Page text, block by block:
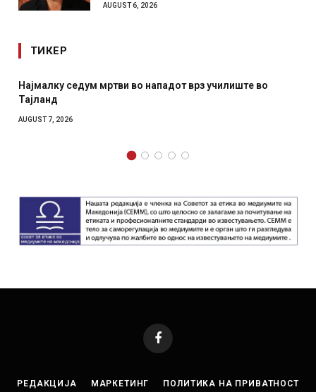
AUGUST 6, 2026
ТИКЕР
мртви во нападот врз училиште во
СОЗИС:
Facebook
РЕДАКЦИЈА МАРКЕТИНГ ПОЛИТИКА НА ПРИВАТНОСТ